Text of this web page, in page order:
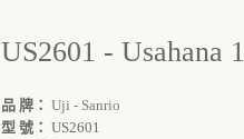
US2601 -
品 牌： Uji - Sanrio
型 號： US2601